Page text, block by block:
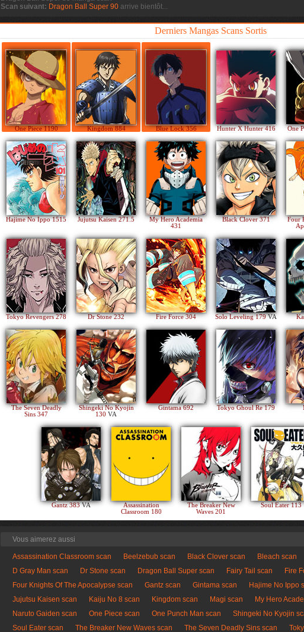
Scan suivant: Dragon Ball Super 90 arrive bientôt...
Derniers Mangas Scans Sortis
One Piece 1190 Kingdom 884 Blue Lock 356 Hunter X Hunter 416 One
Hajime No Ippo 1515 Jujutsu Kaisen 271.5
My Hero Academia
431
Black Clover 371
Four
Tokyo Revengers 278 Dr Stone 232 Fire Force 304 Solo Leveling 179VA
The Seven Deadly
Sins 347
Shingeki No Kyojin
130 VA
Gintama 692 Tokyo Ghoul Re 179
Gantz 383VA
Assassination
Classroom 180
The Breaker New
Waves 201
Soul Eater 113
Vous aimerez aussi
Assassination Classroom scan Beelzebub scan Black Clover scan Bleach scan
D Gray Man scan
Dr Stone scan Dragon Ball Super scan Fairy Tail scan
Fire
Four Knights Of The Apocalypse scan
Gantz scan Gintama scan Hajime No Ippo
Jujutsu Kaisen scan
Kaiju No 8 scan Kingdom scan Magi scan My Hero
Naruto Gaiden scan
One Piece scan One Punch Man scan Shingeki No Kyojin
Soul Eater scan
The Breaker New Waves scan The Seven Deadly Sins scan